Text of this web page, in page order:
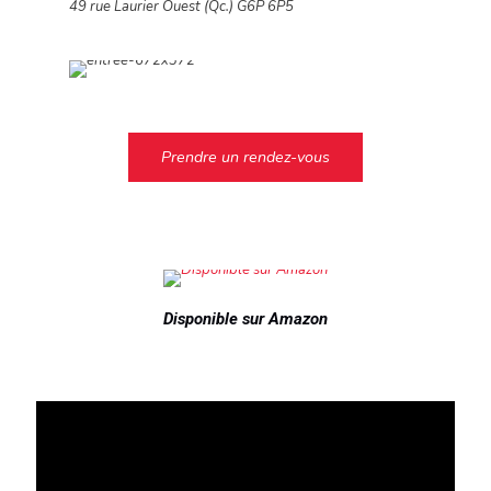
49 rue Laurier Ouest (Qc.) G6P 6P5
Prendre un rendez-vous
Disponible sur Amazon